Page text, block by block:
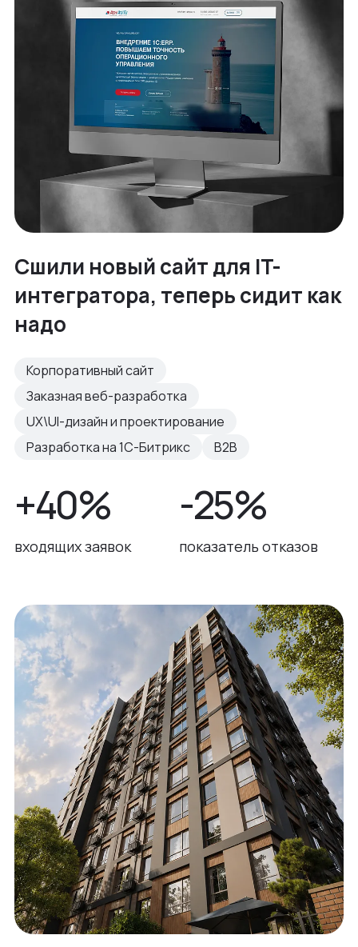
Сшили новый сайт для IT-
интегратора, теперь сидит как
надо
Корпоративный сайт
Заказная веб-разработка
UX\UI-дизайн и проектирование
Разработка на 1С-Битрикс
B2B
+40%
входящих заявок
-25%
показатель отказов